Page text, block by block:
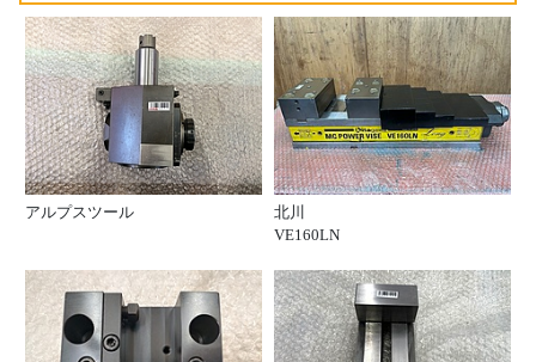
アルプスツール
北川
VE160LN